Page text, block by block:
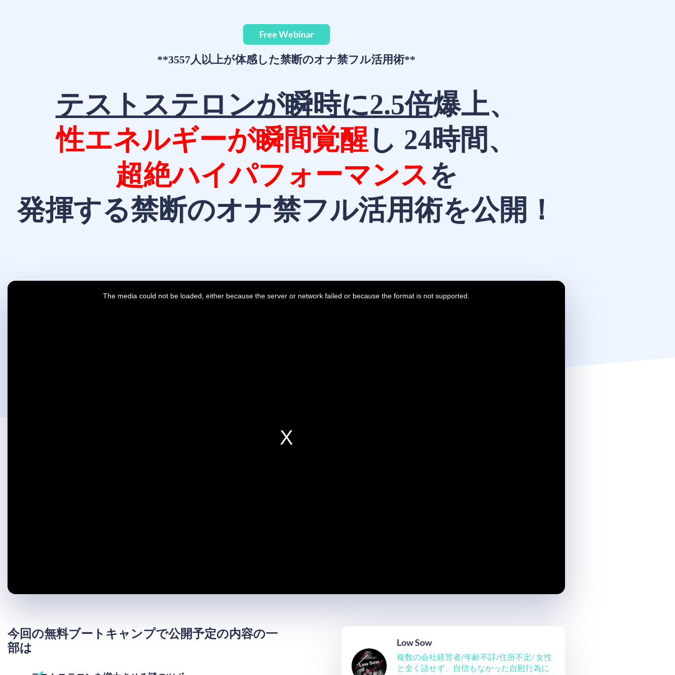
Free Webinar
**3557人以上が体感した禁断のオナ禁フル活用術**
テストステロンが瞬時に2.5倍爆上、
性エネルギーが瞬間覚醒 し 24時間、
超絶ハイパフォーマンスを
​​​​発揮する禁断のオナ禁フル活用術を公開！
The media could not be loaded, either because the server or network failed or because the format is not supported.
今回の無料ブートキャンプで公開予定の内容の一
部は
Low Sow
複数の会社経営者/年齢不詳/住所不定/ 女性
と全く話せず、自信もなかった自慰行為に